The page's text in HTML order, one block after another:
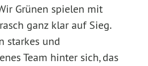
Grünen spielen mit
ganz klar auf Sieg.
starkes und
Team hinter sich, das